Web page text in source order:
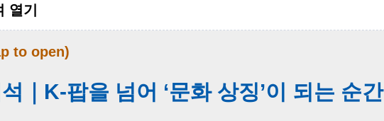
열기
to open)
석｜K-팝을 넘어 ‘문화 상징’이 되는 순간